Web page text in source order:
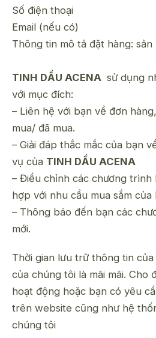
Số điện thoại
Email (nếu có)
Thông tin mô tả đặt hàng:
TINH DẦU ACENA sử dụng
với mục đích:
– Liên hệ với bạn về đơn
mua/ đã mua.
– Giải đáp thắc mắc của bạn
vụ của TINH DẦU ACENA
– Điều chỉnh các chương trình
hợp với nhu cầu mua sắm của
– Thông báo đến bạn các
mới.
Thời gian lưu trữ thông tin
của chúng tôi là mãi mãi. Cho
hoạt động hoặc bạn có yêu
trên website cũng như hệ
chúng tôi